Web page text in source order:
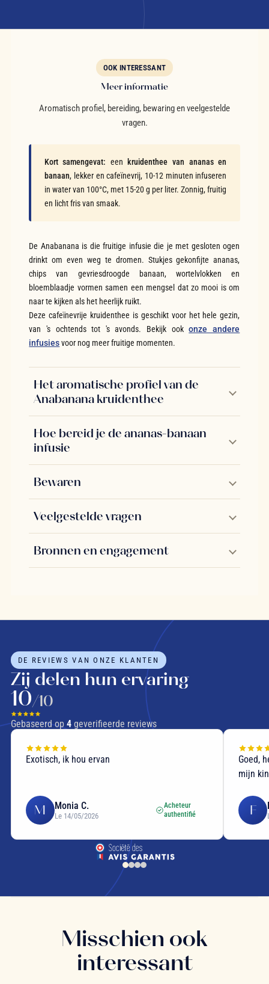
OOK INTERESSANT
Meer informatie
Aromatisch profiel, bereiding, bewaring en veelgestelde
vragen.
Kort samengevat: een kruidenthee van ananas en
banaan, lekker en cafeïnevrij, 10-12 minuten infuseren
in water van 100°C, met 15-20 g per liter. Zonnig, fruitig
en licht fris van smaak.
De Anabanana is die fruitige infusie die je met gesloten ogen
drinkt om even weg te dromen. Stukjes gekonfijte ananas,
chips van gevriesdroogde banaan, wortelvlokken en
bloemblaadje vormen samen een mengsel dat zo mooi is om
naar te kijken als het heerlijk ruikt.
Deze cafeïnevrije kruidenthee is geschikt voor het hele gezin,
van 's ochtends tot 's avonds. Bekijk ookonze andere
infusiesvoor nog meer fruitige momenten.
Het aromatische profiel van de
Anabanana kruidenthee
Hoe bereid je de ananas-banaan
infusie
Bewaren
Veelgestelde vragen
Bronnen en engagement
DE REVIEWS VAN ONZE KLANTEN
Zij delen hun ervaring
10/10
Gebaseerd op 4geverifieerde reviews
Exotisch, ik hou ervan
M Monia C.
Le 14/05/2026
Acheteur
authentifié
Goed,
mijn
F
Misschien ook
interessant